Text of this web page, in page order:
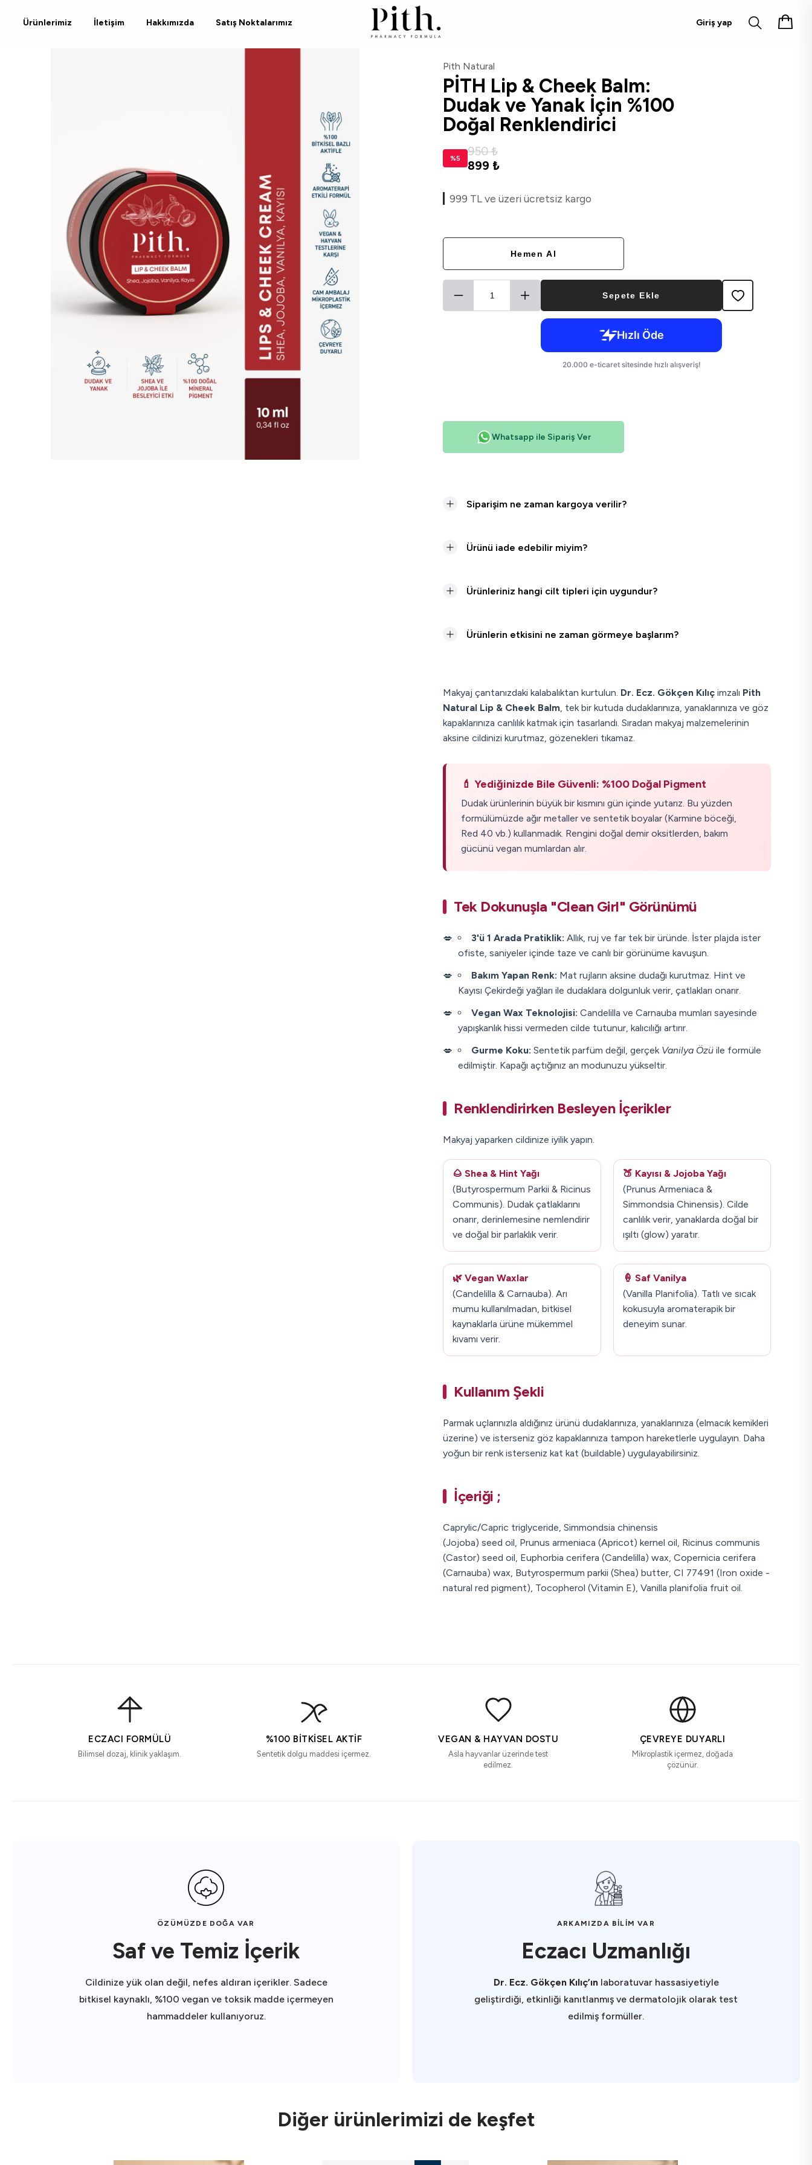
Ürünlerimiz İletişim Hakkımızda Satış Noktalarımız Giriş yap
Pith Natural
PİTH Lip & Cheek Balm:
Dudak ve Yanak İçin %100
Doğal Renklendirici
%5
950 ₺
899 ₺
999 TL ve üzeri ücretsiz kargo
Hemen Al
Sepete Ekle
Whatsapp ile Sipariş Ver
Siparişim ne zaman kargoya verilir?
Ürünü iade edebilir miyim?
Ürünleriniz hangi cilt tipleri için uygundur?
Ürünlerin etkisini ne zaman görmeye başlarım?
Makyaj çantanızdaki kalabalıktan kurtulun. Dr. Ecz. Gökçen Kılıç imzalı Pith
Natural Lip & Cheek Balm, tek bir kutuda dudaklarınıza, yanaklarınıza ve göz
kapaklarınıza canlılık katmak için tasarlandı. Sıradan makyaj malzemelerinin
aksine cildinizi kurutmaz, gözenekleri tıkamaz.
💄 Yediğinizde Bile Güvenli: %100 Doğal Pigment
Dudak ürünlerinin büyük bir kısmını gün içinde yutarız. Bu yüzden
formülümüzde ağır metaller ve sentetik boyalar (Karmine böceği,
Red 40 vb.) kullanmadık. Rengini doğal demir oksitlerden, bakım
gücünü vegan mumlardan alır.
Tek Dokunuşla "Clean Girl" Görünümü
3'ü 1 Arada Pratiklik: Allık, ruj ve far tek bir üründe. İster plajda ister
ofiste, saniyeler içinde taze ve canlı bir görünüme kavuşun.
Bakım Yapan Renk: Mat rujların aksine dudağı kurutmaz. Hint ve
Kayısı Çekirdeği yağları ile dudaklara dolgunluk verir, çatlakları onarır.
Vegan Wax Teknolojisi: Candelilla ve Carnauba mumları sayesinde
yapışkanlık hissi vermeden cilde tutunur, kalıcılığı artırır.
Gurme Koku: Sentetik parfüm değil, gerçek Vanilya Özü ile formüle
edilmiştir. Kapağı açtığınız an modunuzu yükseltir.
Renklendirirken Besleyen İçerikler
Makyaj yaparken cildinize iyilik yapın.
🌰 Shea & Hint Yağı
(Butyrospermum Parkii & Ricinus
Communis). Dudak çatlaklarını
onarır, derinlemesine nemlendirir
ve doğal bir parlaklık verir.
🍑 Kayısı & Jojoba Yağı
(Prunus Armeniaca &
Simmondsia Chinensis). Cilde
canlılık verir, yanaklarda doğal bir
ışıltı (glow) yaratır.
🌿 Vegan Waxlar
(Candelilla & Carnauba). Arı
mumu kullanılmadan, bitkisel
kaynaklarla ürüne mükemmel
kıvamı verir.
🍦 Saf Vanilya
(Vanilla Planifolia). Tatlı ve sıcak
kokusuyla aromaterapik bir
deneyim sunar.
Kullanım Şekli
Parmak uçlarınızla aldığınız ürünü dudaklarınıza, yanaklarınıza (elmacık kemikleri
üzerine) ve isterseniz göz kapaklarınıza tampon hareketlerle uygulayın. Daha
yoğun bir renk isterseniz kat kat (buildable) uygulayabilirsiniz.
İçeriği ;
Caprylic/Capric triglyceride, Simmondsia chinensis
(Jojoba) seed oil, Prunus armeniaca (Apricot) kernel oil, Ricinus communis
(Castor) seed oil, Euphorbia cerifera (Candelilla) wax, Copernicia cerifera
(Carnauba) wax, Butyrospermum parkii (Shea) butter, CI 77491 (Iron oxide -
natural red pigment), Tocopherol (Vitamin E), Vanilla planifolia fruit oil.
ECZACI FORMÜLÜ
Bilimsel dozaj, klinik yaklaşım.
%100 BITKISEL AKTIF
Sentetik dolgu maddesi içermez.
VEGAN & HAYVAN DOSTU
Asla hayvanlar üzerinde test
edilmez.
ÇEVREYE DUYARLI
Mikroplastik içermez, doğada
çözünür.
ÖZÜMÜZDE DOĞA VAR
Saf ve Temiz İçerik
Cildinize yük olan değil, nefes aldıran içerikler. Sadece
bitkisel kaynaklı, %100 vegan ve toksik madde içermeyen
hammaddeler kullanıyoruz.
ARKAMIZDA BİLİM VAR
Eczacı Uzmanlığı
Dr. Ecz. Gökçen Kılıç’ınlaboratuvar hassasiyetiyle
geliştirdiği, etkinliği kanıtlanmış ve dermatolojik olarak test
edilmiş formüller.
Diğer ürünlerimizi de keşfet